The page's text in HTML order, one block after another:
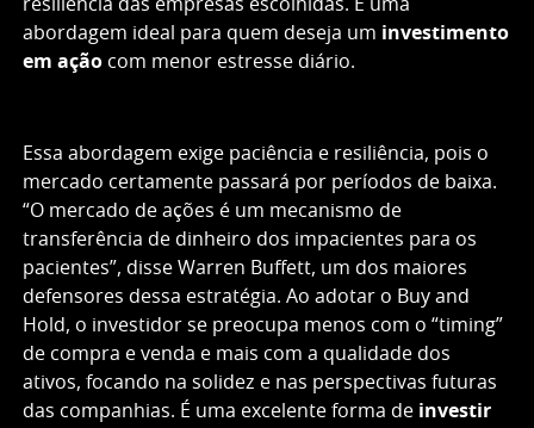
resiliência das empresas escolhidas. É uma
abordagem ideal para quem deseja um investimento
em ação com menor estresse diário.
Essa abordagem exige paciência e resiliência, pois o
mercado certamente passará por períodos de baixa.
“O mercado de ações é um mecanismo de
transferência de dinheiro dos impacientes para os
pacientes”, disse Warren Buffett, um dos maiores
defensores dessa estratégia. Ao adotar o Buy and
Hold, o investidor se preocupa menos com o “timing”
de compra e venda e mais com a qualidade dos
ativos, focando na solidez e nas perspectivas futuras
das companhias. É uma excelente forma de investir